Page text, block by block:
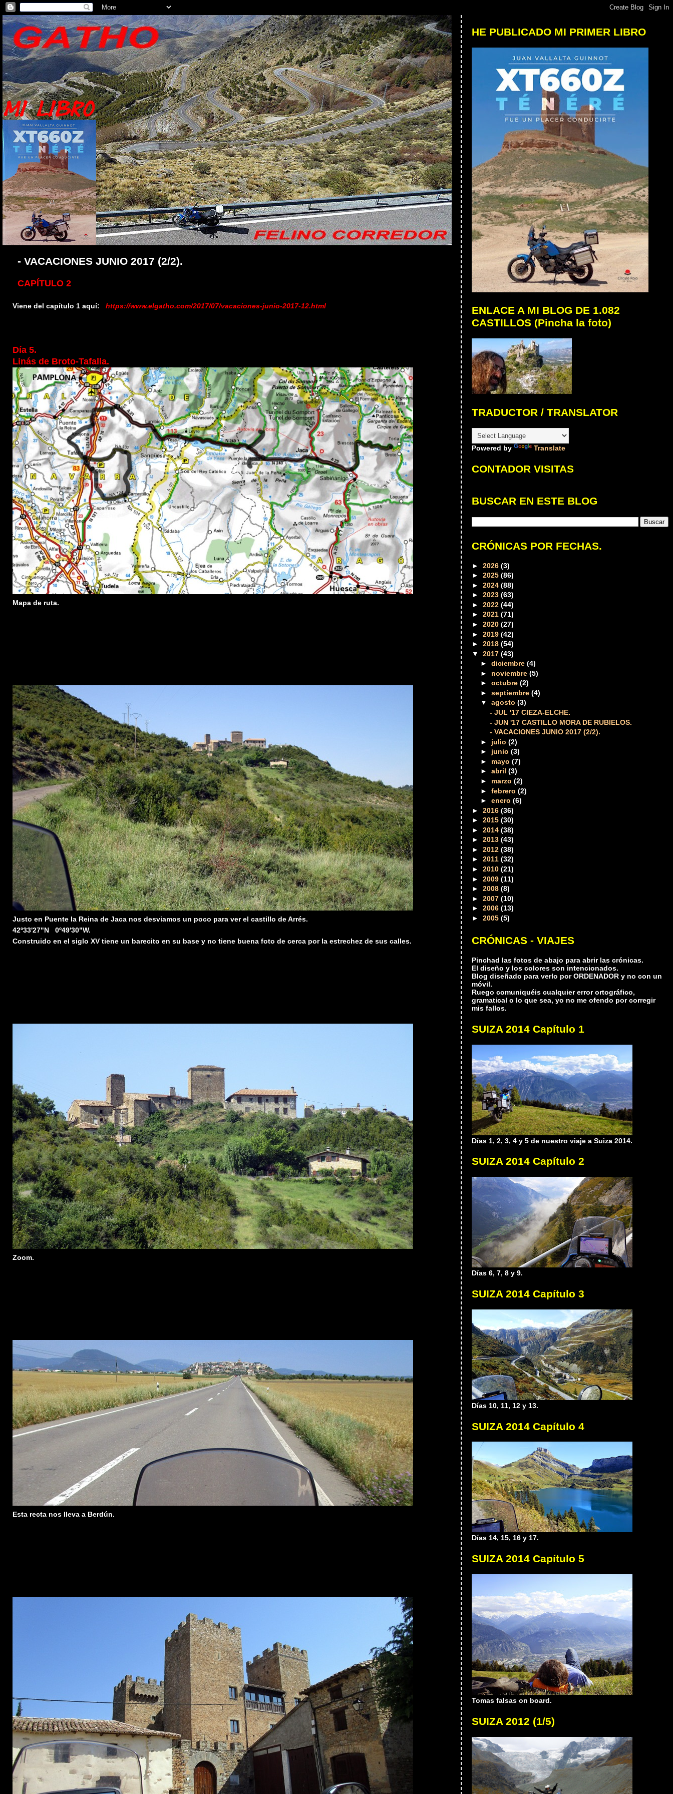
- VACACIONES JUNIO 2017 (2/2).
CAPÍTULO 2
Viene del capítulo 1 aquí: https://www.elgatho.com/2017/07/vacaciones-junio-2017-12.html
Día 5.
Linás de Broto-Tafalla.
Mapa de ruta.
Justo en Puente la Reina de Jaca nos desviamos un poco para ver el castillo de Arrés.
42º33'27"N 0º49'30"W.
Construido en el siglo XV tiene un barecito en su base y no tiene buena foto de cerca por la estrechez de sus calles.
Zoom.
Esta recta nos lleva a Berdún.
HE PUBLICADO MI PRIMER LIBRO
ENLACE A MI BLOG DE 1.082
CASTILLOS (Pincha la foto)
TRADUCTOR / TRANSLATOR
Powered by Translate
CONTADOR VISITAS
BUSCAR EN ESTE BLOG
CRÓNICAS POR FECHAS.
►2026(3)
►2025(86)
►2024(88)
►2023(63)
►2022(44)
►2021(71)
►2020(27)
►2019(42)
►2018(54)
▼2017(43)
►diciembre(4)
► noviembre(5)
►octubre(2)
►septiembre(4)
▼agosto(3)
- JUL '17 CIEZA-ELCHE.
- JUN '17 CASTILLO MORA DE RUBIELOS.
- VACACIONES JUNIO 2017 (2/2).
► julio(2)
► junio(3)
► mayo(7)
►abril(3)
► marzo(2)
►febrero(2)
►enero(6)
►2016(36)
►2015(30)
►2014(38)
►2013(43)
►2012(38)
►2011(32)
►2010(21)
►2009(11)
►2008(8)
►2007(10)
►2006(13)
►2005(5)
CRÓNICAS - VIAJES
Pinchad las fotos de abajo para abrir las crónicas.
El diseño y los colores son intencionados.
Blog diseñado para verlo por ORDENADOR y no con un
móvil.
Ruego comuniquéis cualquier error ortográfico,
gramatical o lo que sea, yo no me ofendo por corregir
mis fallos.
SUIZA 2014 Capítulo 1
Días 1, 2, 3, 4 y 5 de nuestro viaje a Suiza 2014.
SUIZA 2014 Capítulo 2
Días 6, 7, 8 y 9.
SUIZA 2014 Capítulo 3
Días 10, 11, 12 y 13.
SUIZA 2014 Capítulo 4
Días 14, 15, 16 y 17.
SUIZA 2014 Capítulo 5
Tomas falsas on board.
SUIZA 2012 (1/5)